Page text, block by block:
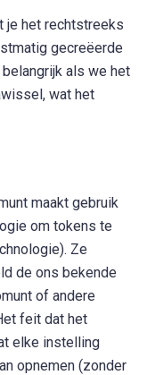
je het rechtstreeks
gecreëerde
als we het
wat het
maakt gebruik
om tokens te
Ze
de ons bekende
of andere
feit dat het
elke instelling
opnemen (zonder